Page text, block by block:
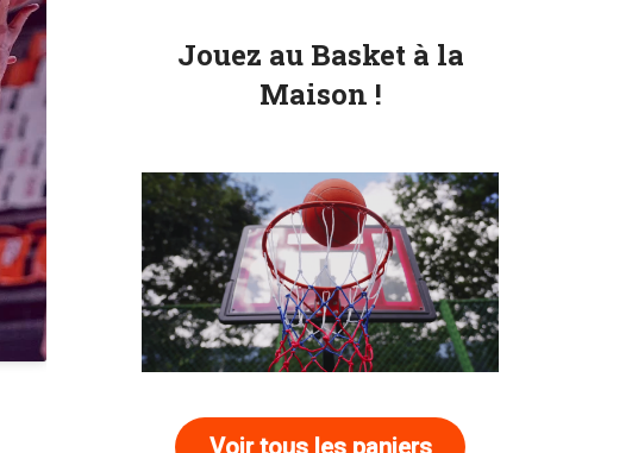
Jouez au Basket à la
Maison !
Voir tous les paniers